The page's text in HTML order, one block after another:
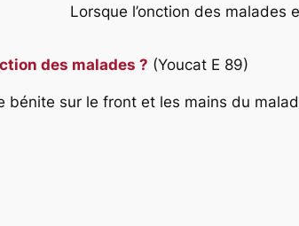
Lorsque l’onction des malades
des malades ? (Youcat E 89)
bénite sur le front et les mains du